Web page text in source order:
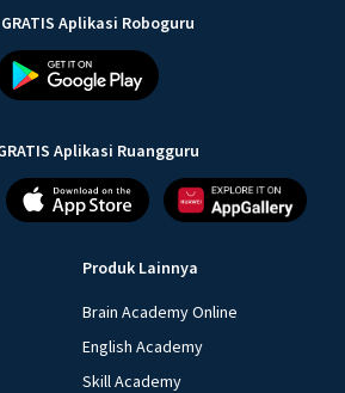
Aplikasi Roboguru
Aplikasi Ruangguru
Produk Lainnya
Brain Academy Online
English Academy
Skill Academy